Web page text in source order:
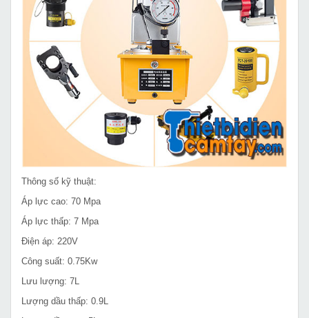
Thông số kỹ thuật:
Áp lực cao: 70 Mpa
Áp lực thấp: 7 Mpa
Điện áp: 220V
Công suất: 0.75Kw
Lưu lượng: 7L
Lượng dầu thấp: 0.9L